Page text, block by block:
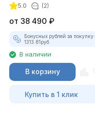
5.0 (2)
от 38 490 ₽
Бонусных рублей за покупку:
1313.81руб.
В наличии
В корзину
Купить в 1 клик